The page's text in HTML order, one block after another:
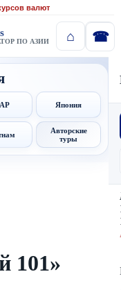
валют
ПО АЗИИ
Япония
Авторские
туры
101»